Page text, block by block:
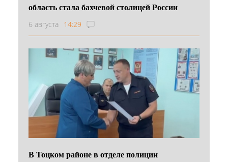
область стала бахчевой столицей России
6 августа 14:29
В Тоцком районе в отделе полиции